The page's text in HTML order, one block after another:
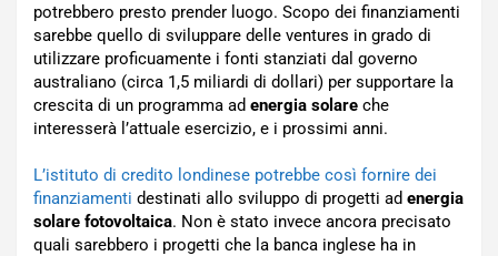
potrebbero presto prender luogo. Scopo dei finanziamenti
sarebbe quello di sviluppare delle ventures in grado di
utilizzare proficuamente i fonti stanziati dal governo
australiano (circa 1,5 miliardi di dollari) per supportare la
crescita di un programma ad energia solare che
interesserà l’attuale esercizio, e i prossimi anni.
L’istituto di credito londinese potrebbe così fornire dei
finanziamenti destinati allo sviluppo di progetti ad energia
solare fotovoltaica. Non è stato invece ancora precisato
quali sarebbero i progetti che la banca inglese ha in